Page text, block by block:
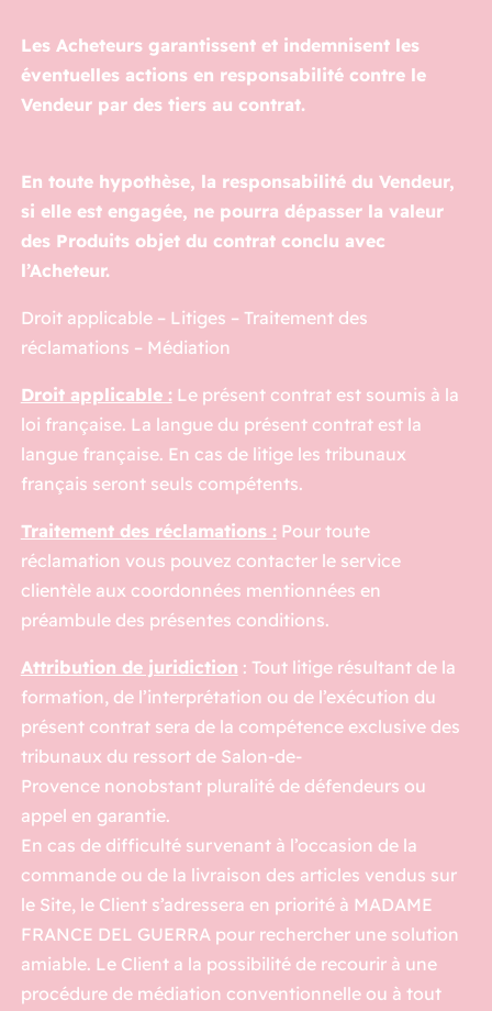
Les Acheteurs garantissent et indemnisent les
éventuelles actions en responsabilité contre le
Vendeur par des tiers au contrat.
En toute hypothèse, la responsabilité du Vendeur,
si elle est engagée, ne pourra dépasser la valeur
des Produits objet du contrat conclu avec
l’Acheteur.
Droit applicable – Litiges – Traitement des
réclamations – Médiation
Droit applicable : Le présent contrat est soumis à la
loi française. La langue du présent contrat est la
langue française. En cas de litige les tribunaux
français seront seuls compétents.
Traitement des réclamations : Pour toute
réclamation vous pouvez contacter le service
clientèle aux coordonnées mentionnées en
préambule des présentes conditions.
Attribution de juridiction : Tout litige résultant de la
formation, de l’interprétation ou de l’exécution du
présent contrat sera de la compétence exclusive des
tribunaux du ressort de Salon-de-
Provence nonobstant pluralité de défendeurs ou
appel en garantie.
En cas de difficulté survenant à l’occasion de la
commande ou de la livraison des articles vendus sur
le Site, le Client s’adressera en priorité à MADAME
FRANCE DEL GUERRA pour rechercher une solution
amiable. Le Client a la possibilité de recourir à une
procédure de médiation conventionnelle ou à tout